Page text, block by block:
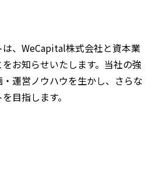
、WeCapital株式会社と資本業
お知らせいたします。当社の強
運営ノウハウを生かし、さらな
目指します。